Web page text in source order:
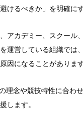
けるべきか」を明確に
アカデミー、スクール
運営している組織では
因になることがあります
理念や競技特性に合わ
します。